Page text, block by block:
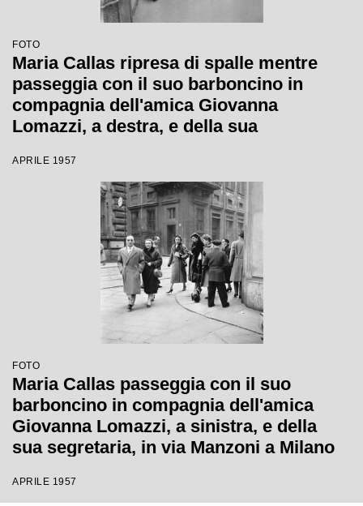
FOTO
Maria Callas ripresa di spalle mentre
passeggia con il suo barboncino in
compagnia dell'amica Giovanna
Lomazzi, a destra, e della sua
APRILE 1957
FOTO
Maria Callas passeggia con il suo
barboncino in compagnia dell'amica
Giovanna Lomazzi, a sinistra, e della
sua segretaria, in via Manzoni a Milano
APRILE 1957